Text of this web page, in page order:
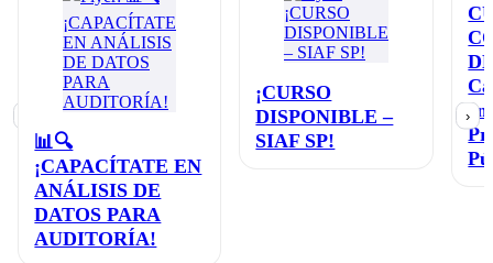
📊🔍
¡CAPACÍTATE EN
ANÁLISIS DE
DATOS PARA
AUDITORÍA!
¡CURSO
DISPONIBLE –
SIAF SP!
en
›